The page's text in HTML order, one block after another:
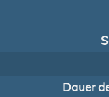
Dauer